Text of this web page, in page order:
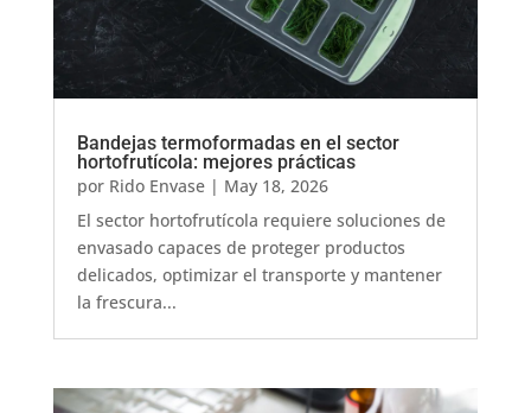
Bandejas termoformadas en el sector
hortofrutícola: mejores prácticas
por Rido Envase| May 18, 2026
El sector hortofrutícola requiere soluciones de
envasado capaces de proteger productos
delicados, optimizar el transporte y mantener
la frescura...